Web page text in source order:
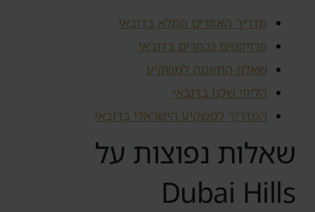
מדריך האזורים המלא בדובאי
פרויקטים נבחרים בדובאי
שאלון התאמה למשקיע
הליווי שלנו בדובאי
המדריך למשקיע הישראלי בדובאי
שאלות נפוצות על
Dubai Hills